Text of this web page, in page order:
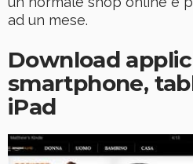
ad un mese.
Download
smartphone,
iPad